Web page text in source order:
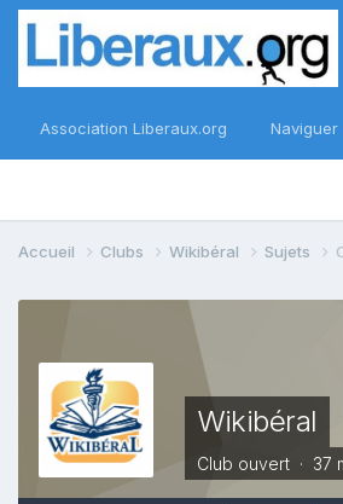
Association Liberaux.org Naviguer
Accueil Clubs Wikibéral Sujets
Wikibéral
Club ouvert · 37